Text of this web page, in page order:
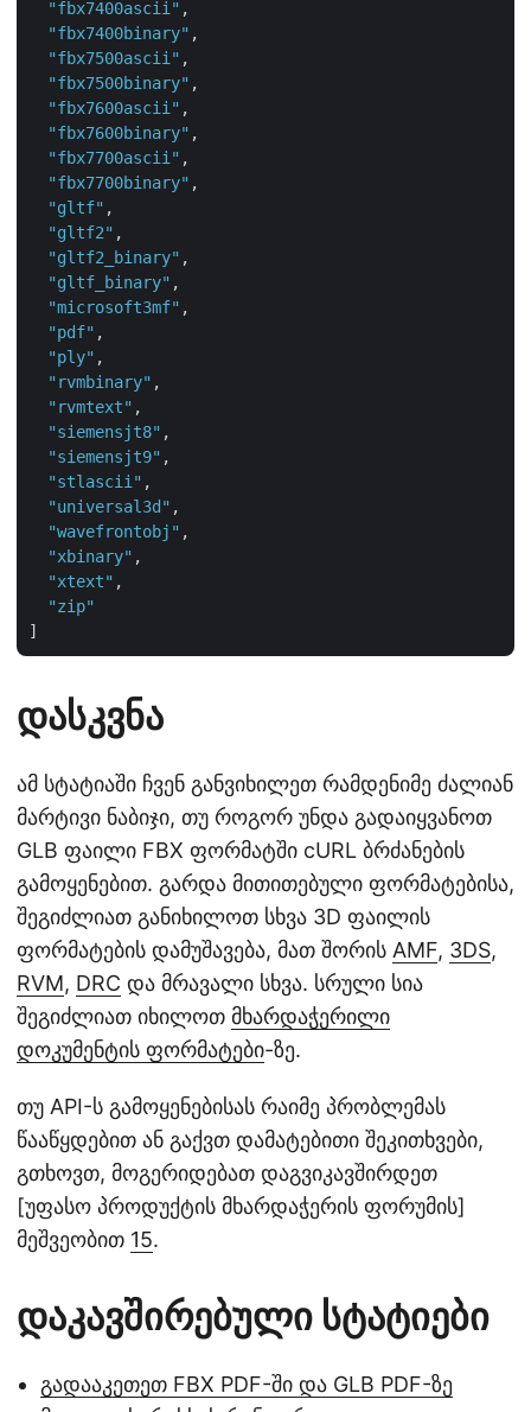
"fbx7400ascii" ,
"fbx7400binary" ,
"fbx7500ascii" ,
"fbx7500binary" ,
"fbx7600ascii" ,
"fbx7600binary" ,
"fbx7700ascii" ,
"fbx7700binary" ,
"gltf" ,
"gltf2" ,
"gltf2_binary" ,
"gltf_binary" ,
"microsoft3mf" ,
"pdf" ,
"ply" ,
"rvmbinary" ,
"rvmtext" ,
"siemensjt8" ,
"siemensjt9" ,
"stlascii" ,
"universal3d" ,
"wavefrontobj" ,
"xbinary" ,
"xtext" ,
"zip"
დასკვნა
ამ სტატიაში ჩვენ განვიხილეთ რამდენიმე ძალიან
მარტივი ნაბიჯი, თუ როგორ უნდა გადაიყვანოთ
GLB ფაილი FBX ფორმატში cURL ბრძანების
გამოყენებით. გარდა მითითებული ფორმატებისა,
შეგიძლიათ განიხილოთ სხვა 3D ფაილის
ფორმატების დამუშავება, მათ შორის AMF, 3DS,
RVM, DRC და მრავალი სხვა. სრული სია
შეგიძლიათ იხილოთ მხარდაჭერილი
დოკუმენტის ფორმატები-ზე.
თუ API-ს გამოყენებისას რაიმე პრობლემას
წააწყდებით ან გაქვთ დამატებითი შეკითხვები,
გთხოვთ, მოგერიდებათ დაგვიკავშირდეთ
[უფასო პროდუქტის მხარდაჭერის ფორუმის]
მეშვეობით 15.
დაკავშირებული სტატიები
გადააკეთეთ FBX PDF-ში და GLB PDF-ზე